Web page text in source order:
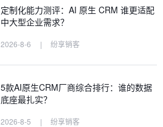
定制化能力测评：AI 原生 CRM 谁更适配
中大型企业需求？
2026-8-6 | 纷享销客
5款AI原生CRM厂商综合排行：谁的数据
底座最扎实？
2026-8-5 | 纷享销客